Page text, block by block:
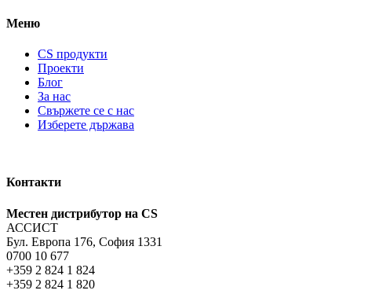
Меню
CS продукти
Проекти
Блог
За нас
Свържете се с нас
Изберете държава
Контакти
Местен дистрибутор на CS
АССИСТ
Бул. Европа 176, София 1331
0700 10 677
+359 2 824 1 824
+359 2 824 1 820